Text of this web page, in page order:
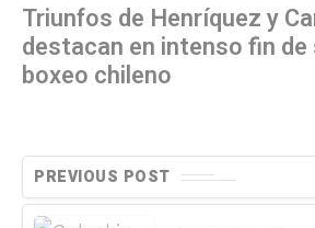
Triunfos de Henríquez y
destacan en intenso fin de
boxeo chileno
PREVIOUS POST